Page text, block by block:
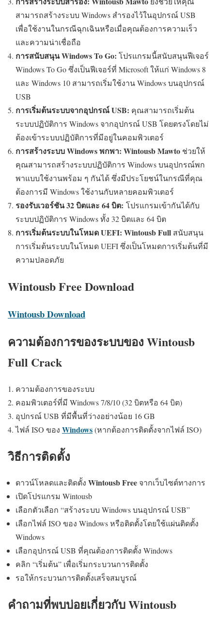
สามารถสร้างระบบ Windows สำรองไว้ในอุปกรณ์ USB
เพื่อใช้งานในกรณีฉุกเฉินหรือเมื่อคุณต้องการความเร็ว
และความน่าเชื่อถือ
การสนับสนุน Windows To Go: โปรแกรมนี้สนับสนุนฟีเจอร์
Windows To Go ซึ่งเป็นฟีเจอร์ที่ Microsoft ให้แก่ Windows 8
และ Windows 10 สามารถเริ่มใช้งาน Windows บนอุปกรณ์
USB
การเริ่มต้นระบบจากอุปกรณ์ USB: คุณสามารถเริ่มต้น
ระบบปฏิบัติการ Windows จากอุปกรณ์ USB โดยตรงโดยไม่
ต้องเข้าระบบปฏิบัติการที่มีอยู่ในคอมพิวเตอร์
การสร้างระบบ Windows พกพา: Wintousb Mawto ช่วยให้
คุณสามารถสร้างระบบปฏิบัติการ Windows บนอุปกรณ์พก
พาแบบใช้งานพร้อม ๆ กันได้ ซึ่งมีประโยชน์ในกรณีที่คุณ
ต้องการมี Windows ใช้งานกับหลายคอมพิวเตอร์
รองรับเวอร์ชัน 32 บิตและ 64 บิต: โปรแกรมเข้ากันได้กับ
ระบบปฏิบัติการ Windows ทั้ง 32 บิตและ 64 บิต
การเริ่มต้นระบบในโหมด UEFI: Wintousb Full สนับสนุน
การเริ่มต้นระบบในโหมด UEFI ซึ่งเป็นโหมดการเริ่มต้นที่มี
ความปลอดภัย
Wintousb Free Download
Wintousb Download
ความต้องการของระบบของ Wintousb
Full Crack
ความต้องการของระบบ
คอมพิวเตอร์ที่มี Windows 7/8/10 (32 บิตหรือ 64 บิต)
อุปกรณ์ USB ที่มีพื้นที่ว่างอย่างน้อย 16 GB
ไฟล์ ISO ของ Windows(หากต้องการติดตั้งจากไฟล์ ISO)
วิธีการติดตั้ง
ดาวน์โหลดและติดตั้ง Wintousb Free จากเว็บไซต์ทางการ
เปิดโปรแกรม Wintousb
เลือกตัวเลือก “สร้างระบบ Windows บนอุปกรณ์ USB”
เลือกไฟล์ ISO ของ Windows หรือติดตั้งโดยใช้แผ่นติดตั้ง
Windows
เลือกอุปกรณ์ USB ที่คุณต้องการติดตั้ง Windows
คลิก “เริ่มต้น” เพื่อเริ่มกระบวนการติดตั้ง
รอให้กระบวนการติดตั้งเสร็จสมบูรณ์
คำถามที่พบบ่อยเกี่ยวกับ Wintousb